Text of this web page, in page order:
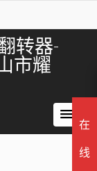
转器-
市耀
在
线